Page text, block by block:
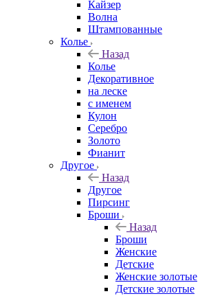
Кайзер
Волна
Штампованные
Колье
Назад
Колье
Декоративное
на леске
с именем
Кулон
Серебро
Золото
Фианит
Другое
Назад
Другое
Пирсинг
Броши
Назад
Броши
Женские
Детские
Женские золотые
Детские золотые